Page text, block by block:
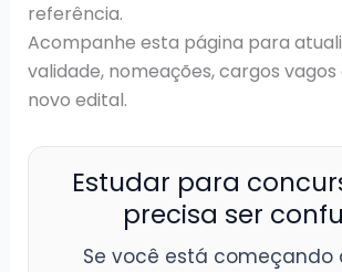
referência.
Acompanhe esta página para
validade, nomeações, cargos
novo edital.
Estudar para
precisa ser
Se você está começando